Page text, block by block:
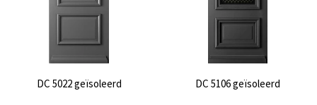
DC 5022 geïsoleerd DC 5106 geïsoleerd